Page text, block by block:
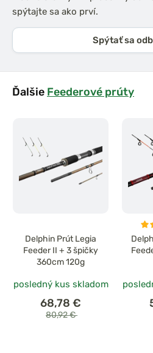
spýtajte sa ako prví.
Spýtať sa
Ďalšie Feederové prúty
Delphin Prút Legia
Feeder II + 3 špičky
360cm 120g
posledný kus skladom
68,78 €
80,92 €